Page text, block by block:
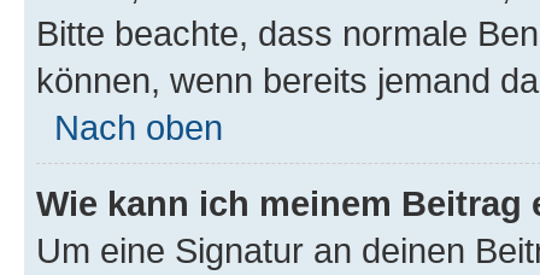
Bitte beachte, dass normale
können, wenn bereits jemand
Nach oben
Wie kann ich meinem
Um eine Signatur an deinen